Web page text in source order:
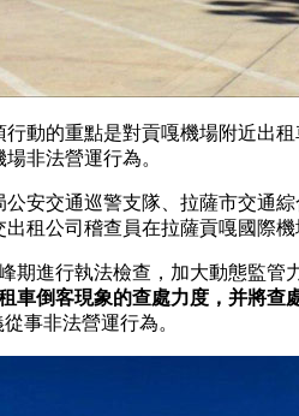
動的重點是對貢嘎機場附近出
非法營運行為。
安交通巡警支隊、拉薩市交通
租公司稽查員在拉薩貢嘎國際
期進行執法檢查，加大動態監管
車倒客現象的查處力度，并將查
事非法營運行為。